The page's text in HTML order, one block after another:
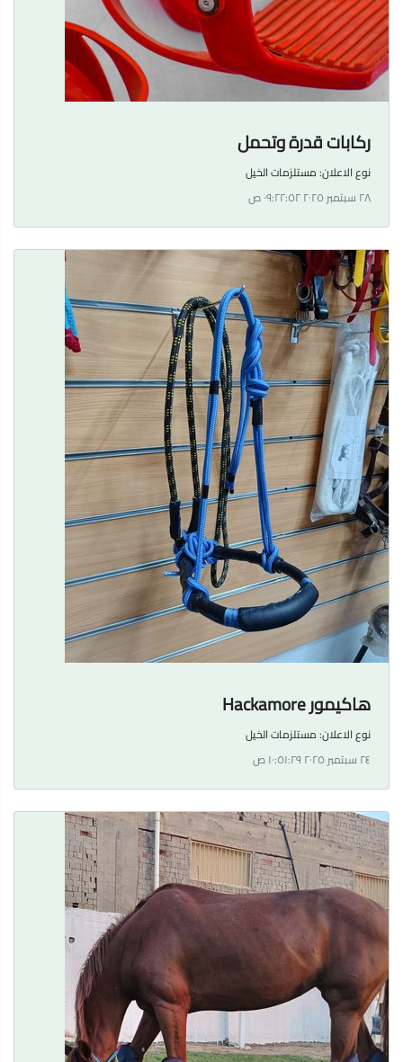
ركابات قدرة وتحمل
نوع الاعلان:مستلزمات الخيل
٢٨ سبتمبر ٢٠٢٥ ٠٩:٢٢:٥٢ ص
هاكيمور Hackamore
نوع الاعلان:مستلزمات الخيل
٢٤ سبتمبر ٢٠٢٥ ١٠:٥١:٢٩ ص